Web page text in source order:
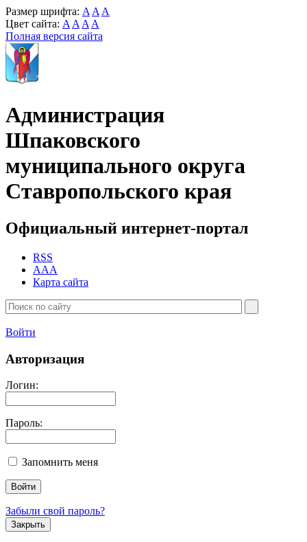
Размер шрифта: A A A
Цвет сайта: A A A A
Полная версия сайта
Администрация
Шпаковского
муниципального округа
Ставропольского края
Официальный интернет-портал
RSS
AAA
Карта сайта
Войти
Авторизация
Логин:
Пароль:
Запомнить меня
Забыли свой пароль?
Закрыть